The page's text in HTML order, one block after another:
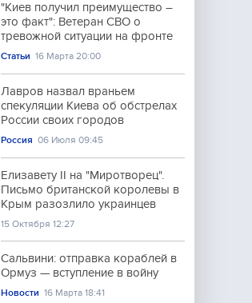
"Киев получил преимущество –
это факт": Ветеран СВО о
тревожной ситуации на фронте
Статьи 16 Марта 20:00
Лавров назвал враньем
спекуляции Киева об обстрелах
России своих городов
Россия 06 Июля 09:45
Елизавету II на "Миротворец".
Письмо британской королевы в
Крым разозлило украинцев
15 Октября 12:27
Сальвини: отправка кораблей в
Ормуз — вступление в войну
Новости 16 Марта 18:41